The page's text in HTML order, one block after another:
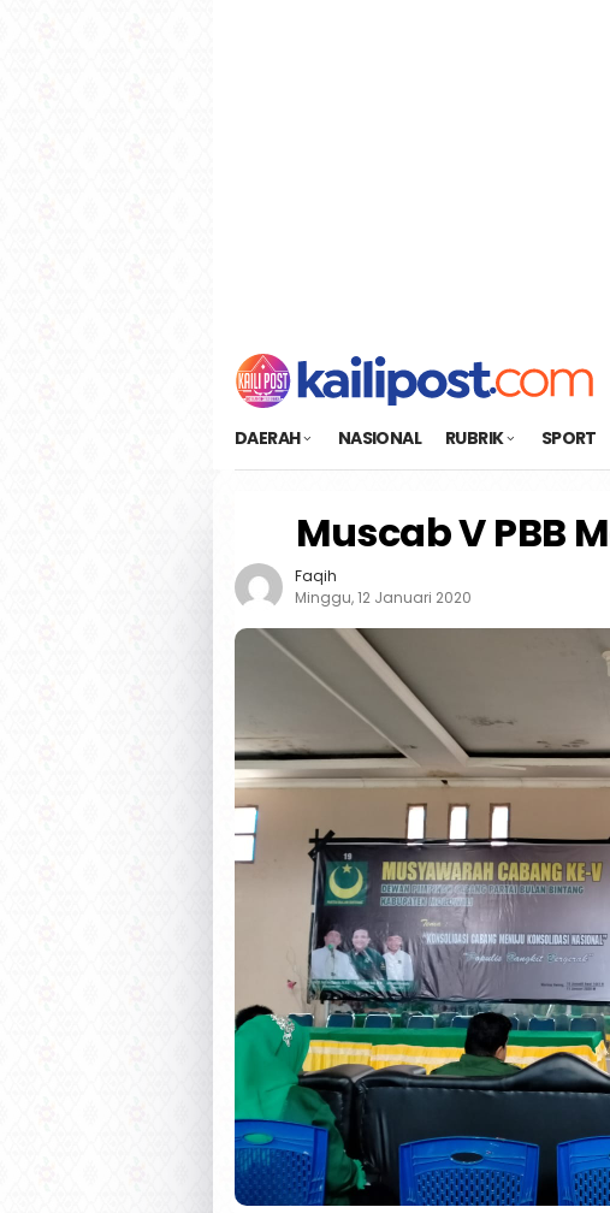
DAERAH NASIONAL RUBRIK SPORT
Muscab V PBB
Faqih
Minggu, 12 Januari 2020